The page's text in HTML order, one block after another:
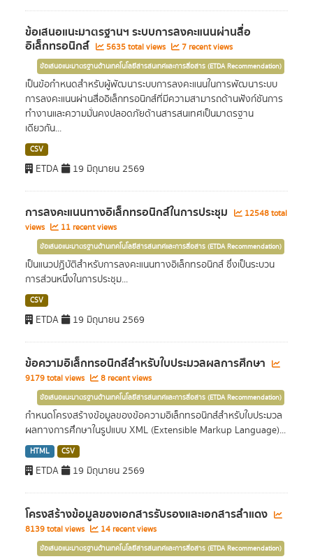
ข้อเสนอแนะมาตรฐานฯ ระบบการลงคะแนนผ่านสื่อ
อิเล็กทรอนิกส์ 5635 total views 7 recent views
ข้อเสนอแนะมาตรฐานด้านเทคโนโลยีสารสนเทศและการสื่อสาร (ETDA Recommendation)
เป็นข้อกำหนดสำหรับผู้พัฒนาระบบการลงคะแนนในการพัฒนาระบบ
การลงคะแนนผ่านสื่ออิเล็กทรอนิกส์ที่มีความสามารถด้านฟังก์ชันการ
ทำงานและความมั่นคงปลอดภัยด้านสารสนเทศเป็นมาตรฐาน
เดียวกัน...
CSV
ETDA 19 มิถุนายน 2569
การลงคะแนนทางอิเล็กทรอนิกส์ในการประชุม
12548 total
views
11 recent views
ข้อเสนอแนะมาตรฐานด้านเทคโนโลยีสารสนเทศและการสื่อสาร (ETDA Recommendation)
เป็นแนวปฏิบัติสำหรับการลงคะแนนทางอิเล็กทรอนิกส์ ซึ่งเป็นระบวน
การส่วนหนึ่งในการประชุม...
CSV
ETDA 19 มิถุนายน 2569
ข้อความอิเล็กทรอนิกส์สำหรับใบประมวลผลการศึกษา
9179 total views 8 recent views
ข้อเสนอแนะมาตรฐานด้านเทคโนโลยีสารสนเทศและการสื่อสาร (ETDA Recommendation)
กำหนดโครงสร้างข้อมูลของข้อความอิเล็กทรอนิกส์สำหรับใบประมวล
ผลทางการศึกษาในรูปแบบ XML (Extensible Markup Language)...
HTML CSV
ETDA 19 มิถุนายน 2569
โครงสร้างข้อมูลของเอกสารรับรองและเอกสารสำแดง
8139 total views 14 recent views
ข้อเสนอแนะมาตรฐานด้านเทคโนโลยีสารสนเทศและการสื่อสาร (ETDA Recommendation)